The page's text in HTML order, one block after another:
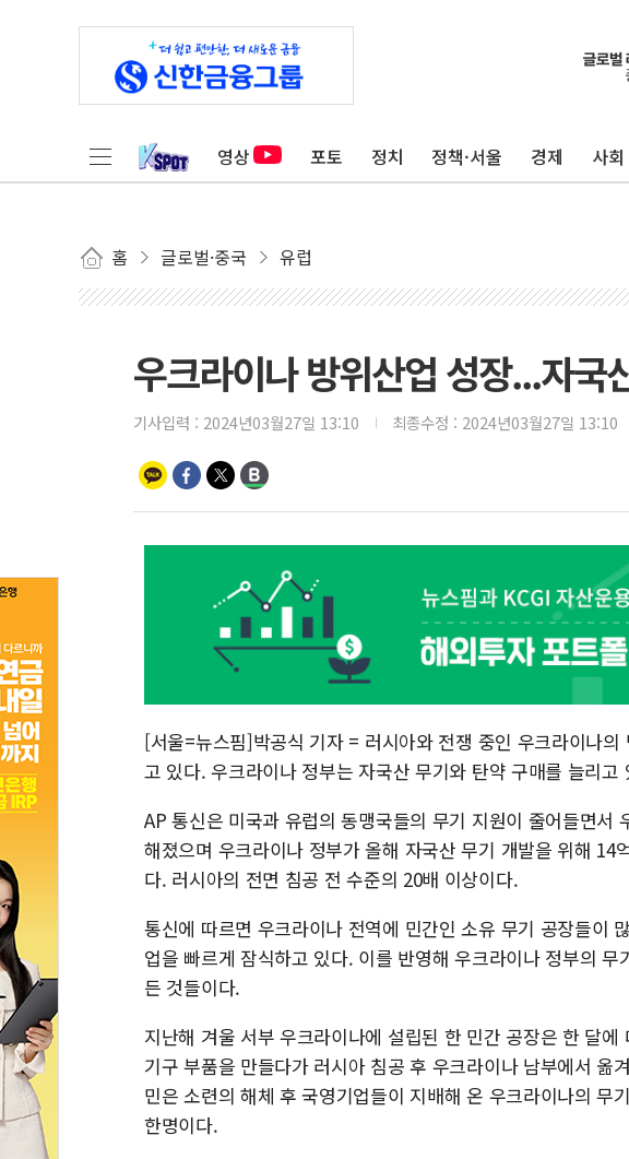
영상 포토 정치 정책·서울 경제 사회
홈 글로벌·중국 유럽
우크라이나 방위산업 성장...자국
기사입력 : 2024년03월27일 13:10 최종수정 : 2024년03월27일 13:10
[서울=뉴스핌]박공식 기자 = 러시아와 전쟁 중인 우크라이나
고 있다. 우크라이나 정부는 자국산 무기와 탄약 구매를 늘리고
AP 통신은 미국과 유럽의 동맹국들의 무기 지원이 줄어들면서
해졌으며 우크라이나 정부가 올해 자국산 무기 개발을 위해 14
다. 러시아의 전면 침공 전 수준의 20배 이상이다.
통신에 따르면 우크라이나 전역에 민간인 소유 무기 공장들이
업을 빠르게 잠식하고 있다. 이를 반영해 우크라이나 정부의
든 것들이다.
지난해 겨울 서부 우크라이나에 설립된 한 민간 공장은 한 달
기구 부품을 만들다가 러시아 침공 후 우크라이나 남부에서 옮
민은 소련의 해체 후 국영기업들이 지배해 온 우크라이나의 무
한명이다.